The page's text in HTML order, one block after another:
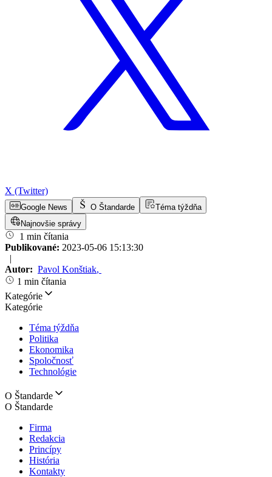
X (Twitter)
Google News O Štandarde
Téma týždňa
Najnovšie správy
1 min čítania
Publikované: 2023-05-06 15:13:30
|
Autor: Pavol Konštiak,
1 min čítania
Kategórie
Kategórie
Téma týždňa
Politika
Ekonomika
Spoločnosť
Technológie
O Štandarde
O Štandarde
Firma
Redakcia
Princípy
História
Kontakty